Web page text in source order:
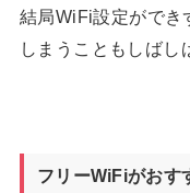
結局WiFi設定ができ
しまうこともしばし
フリーWiFiがおす